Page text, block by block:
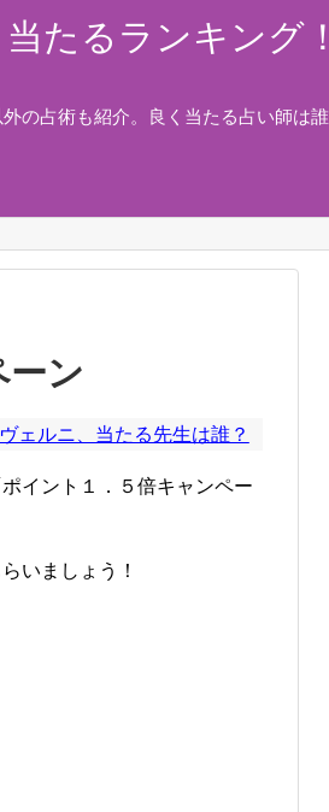
たるランキング
の占術も紹介。良く当たる占い師は
ン
ェルニ、当たる先生は誰？
イント１．５倍キャンペー
いましょう！